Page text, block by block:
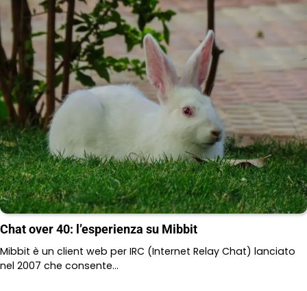
Chat over 40: l’esperienza su Mibbit
Mibbit è un client web per IRC (Internet Relay Chat) lanciato
nel 2007 che consente…